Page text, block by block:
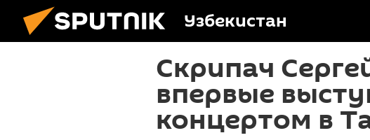
Узбекистан
Скрипач
впервые
концертом в